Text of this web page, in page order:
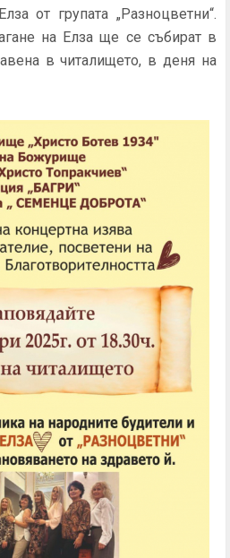
от групата „Разноцветни“.
на Елза ще се събират в
в читалището, в деня на